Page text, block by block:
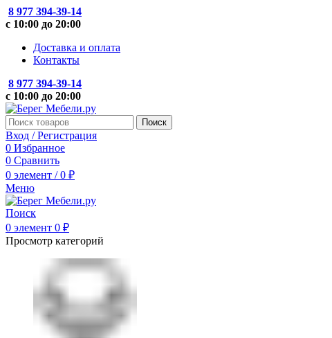
8 977 394-39-14
с 10:00 до 20:00
Доставка и оплата
Контакты
8 977 394-39-14
с 10:00 до 20:00
Поиск
Вход / Регистрация
0 Избранное
0 Сравнить
0 элемент / 0 ₽
Меню
Поиск
0 элемент 0 ₽
Просмотр категорий